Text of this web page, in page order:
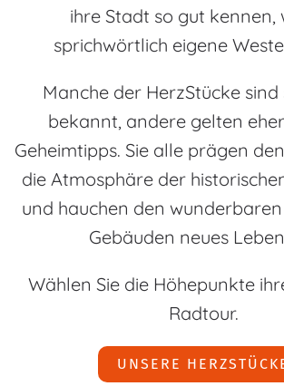
ihre Stadt so gut kennen,
sprichwörtlich eigene
Manche der HerzStücke
bekannt, andere gelten
Geheimtipps. Sie alle prägen
die Atmosphäre der
und hauchen den
Gebäuden neues
Wählen Sie die Höhepunkte
Radtour.
UNSERE